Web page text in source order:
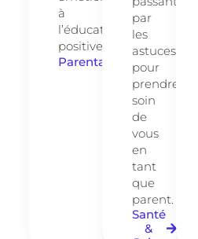
à
l’éducation
positive.
Parentalité
par
les
astuces
pour
prendre
soin
de
vous
en
tant
que
parent.
Santé
&